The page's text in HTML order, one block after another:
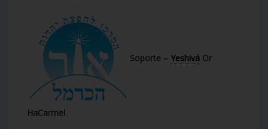
Soporte – Yeshivá Or
HaCarmel